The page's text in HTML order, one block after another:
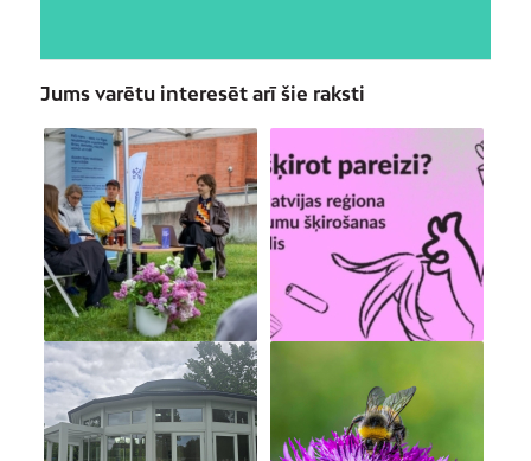
Jums varētu interesēt arī šie raksti